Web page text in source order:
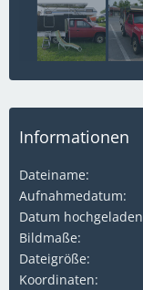
Informationen
Dateiname
Aufnahmedatum
Datum hochgeladen
Bildmaße
Dateigröße
Koordinaten